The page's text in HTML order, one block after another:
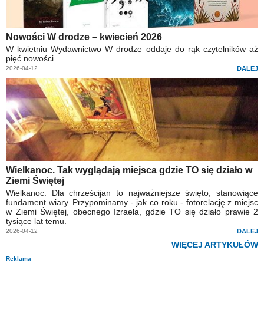
Nowości W drodze – kwiecień 2026
W kwietniu Wydawnictwo W drodze oddaje do rąk czytelników aż
pięć nowości.
2026-04-12 DALEJ
Wielkanoc. Tak wyglądają miejsca gdzie TO się działo w
Ziemi Świętej
Wielkanoc. Dla chrześcijan to najważniejsze święto, stanowiące
fundament wiary. Przypominamy - jak co roku - fotorelację z miejsc
w Ziemi Świętej, obecnego Izraela, gdzie TO się działo prawie 2
tysiące lat temu.
2026-04-12 DALEJ
WIĘCEJ ARTYKUŁÓW
Reklama